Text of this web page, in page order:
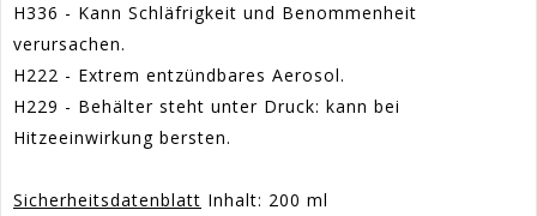
H336 - Kann Schläfrigkeit und Benommenheit
verursachen.
H222 - Extrem entzündbares Aerosol.
H229 - Behälter steht unter Druck: kann bei
Hitzeeinwirkung bersten.
Sicherheitsdatenblatt Inhalt: 200 ml